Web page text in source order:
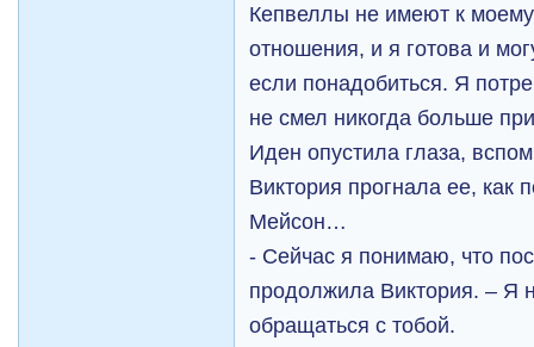
Кепвеллы не имеют к моему
отношения, и я готова и
если понадобиться. Я
не смел никогда больше
Иден опустила глаза,
Виктория прогнала ее, как
Мейсон…
- Сейчас я понимаю, что
продолжила Виктория. – Я
обращаться с тобой.